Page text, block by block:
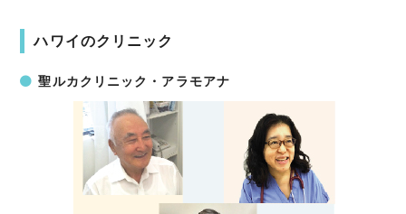
ハワイのクリニック
聖ルカクリニック・アラモアナ